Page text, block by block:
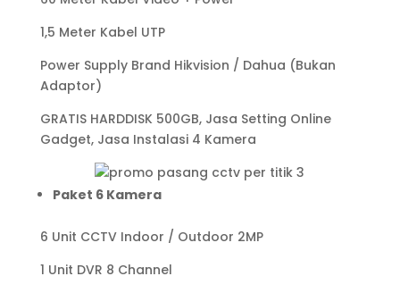
1,5 Meter Kabel UTP
Power Supply Brand Hikvision / Dahua (Bukan
Adaptor)
GRATIS HARDDISK 500GB, Jasa Setting Online
Gadget, Jasa Instalasi 4 Kamera
Paket 6 Kamera
6 Unit CCTV Indoor / Outdoor 2MP
1 Unit DVR 8 Channel